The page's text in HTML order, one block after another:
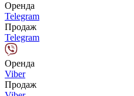
Оренда
Telegram
Продаж
Telegram
Оренда
Viber
Продаж